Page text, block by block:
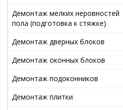
Демонтаж мелких неровностей
пола (подготовка к стяжке)
Демонтаж дверных блоков
Демонтаж оконных блоков
Демонтаж подоконников
Демонтаж плитки